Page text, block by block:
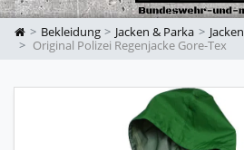
Bekleidung Jacken & Parka
Jacken
Original Polizei Regenjacke Gore-Tex